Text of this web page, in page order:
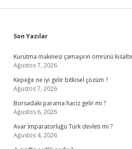
Sidebar
Son Yazılar
Kurutma makinesi çamaşırın ömrünü
Ağustos 7, 2026
Kepeğe ne iyi gelir bitkisel çözüm ?
Ağustos 7, 2026
Borsadaki parama haciz gelir mi ?
Ağustos 6, 2026
Avar İmparatorluğu Türk devleti mi ?
Ağustos 4, 2026